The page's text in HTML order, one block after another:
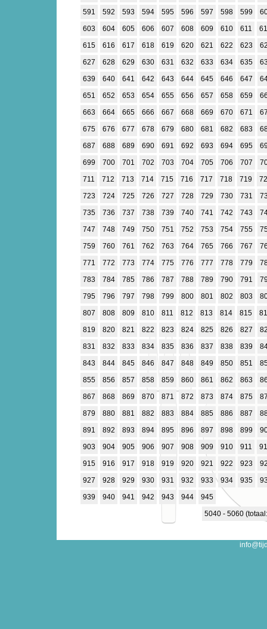
591
592 593 594 595 596 597 598 599
603
604 605 606 607 608 609 610 611
615
616 617 618 619 620 621 622 623
627
628 629 630 631 632 633 634 635
639
640 641 642 643 644 645 646 647
651
652 653 654 655 656 657 658 659
663
664 665 666 667 668 669 670 671
675
676 677 678 679 680 681 682 683
687
688 689 690 691 692 693 694 695
699
700 701 702 703 704 705 706 707
711
712 713 714 715 716 717 718 719
723
724 725 726 727 728 729 730 731
735
736 737 738 739 740 741 742 743
747
748 749 750 751 752 753 754 755
759
760 761 762 763 764 765 766 767
771
772 773 774 775 776 777 778 779
783
784 785 786 787 788 789 790 791
795
796 797 798 799 800 801 802 803
807
808 809 810 811 812 813 814 815
819
820 821 822 823 824 825 826 827
831
832 833 834 835 836 837 838 839
843
844 845 846 847 848 849 850 851
855
856 857 858 859 860 861 862 863
867
868 869 870 871 872 873 874 875
879
880 881 882 883 884 885 886 887
891
892 893 894 895 896 897 898 899
903
904 905 906 907 908 909 910 911
915
916 917 918 919 920 921 922 923
927
928 929 930 931 932 933 934 935
939
940 941 942 943 944
945
5040 - 5060